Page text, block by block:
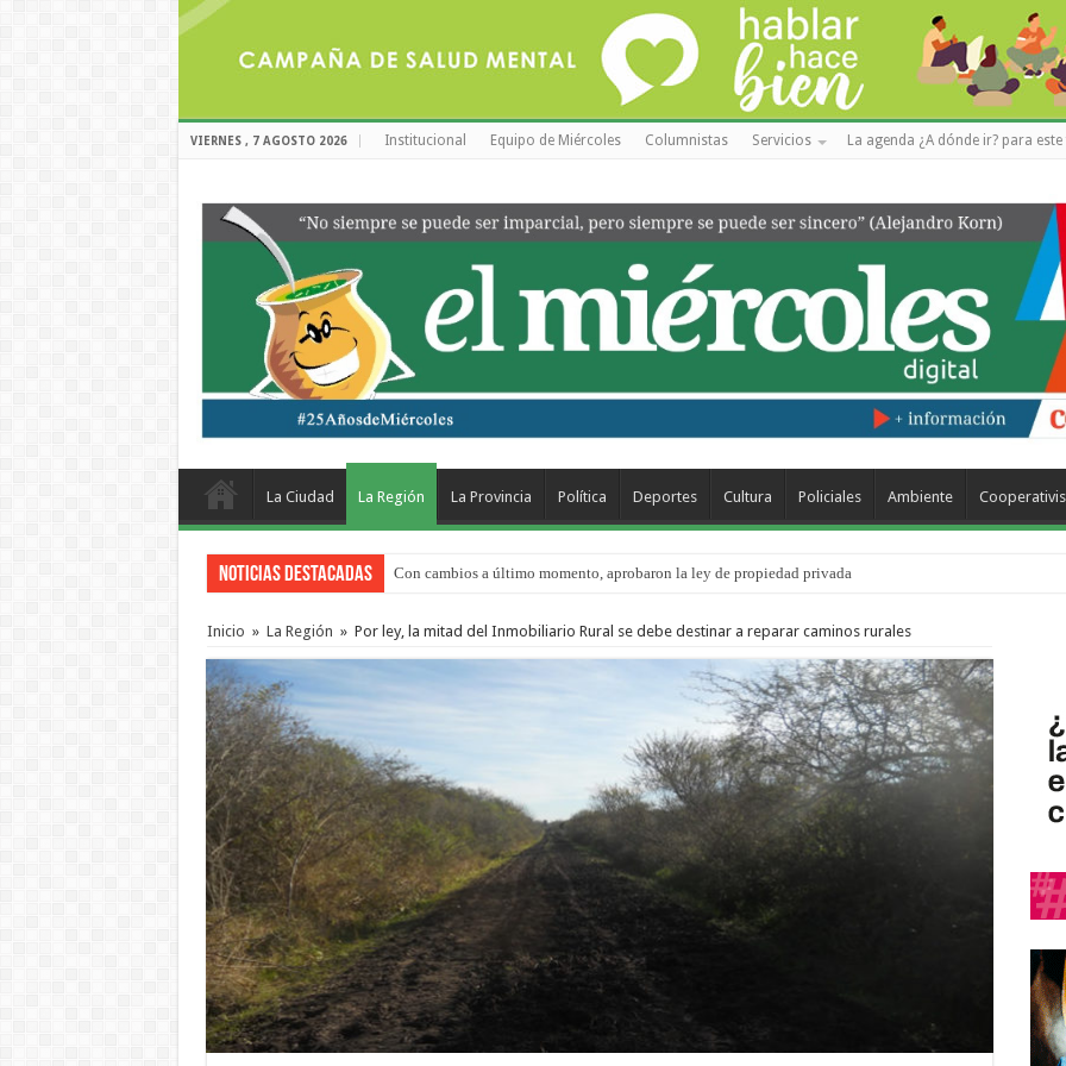
VIERNES , 7 AGOSTO 2026 Institucional Equipo de Miércoles Columnistas Servicios La agenda ¿A dónde ir? para este
La Ciudad La Región La Provincia Política Deportes Cultura Policiales Ambiente
Noticias Destacadas Con cambios a último momento, aprobaron la ley de propiedad privada
Adopción en Entre Ríos: el 35% de los 90 niños, niñas y adolescentes que esperan una familia tiene
Inicio » La Región » Por ley, la mitad del Inmobiliario Rural se debe destinar a reparar caminos rurales